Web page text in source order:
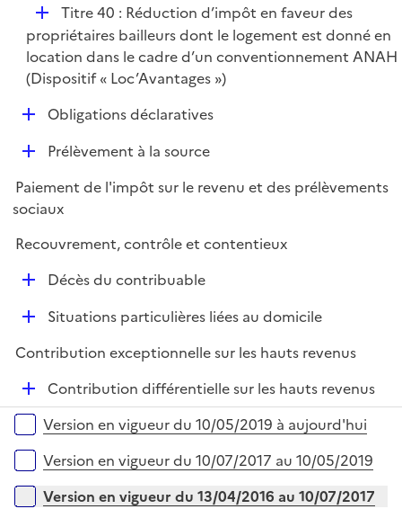
D
é
p
l
e
r
Titre 40 : Réduction d’impôt en faveur des
propriétaires bailleurs dont le logement est donné en
location dans le cadre d’un conventionnement ANAH
(Dispositif « Loc’Avantages »)
D
i
e
r
Obligations déclaratives
D
p
l
i
Prélèvement à la source
Paiement de l'impôt sur le revenu et des prélèvements
sociaux
Recouvrement, contrôle et contentieux
D
i
r
Décès du contribuable
D
p
i
e
Situations particulières liées au domicile
Contribution exceptionnelle sur les hauts revenus
D
é
p
e
Contribution différentielle sur les hauts revenus
Versions sur la période
Version en vigueur du 10/05/2019 à aujourd'hui
Version en vigueur du 10/07/2017 au 10/05/2019
Version en vigueur du 13/04/2016 au 10/07/2017